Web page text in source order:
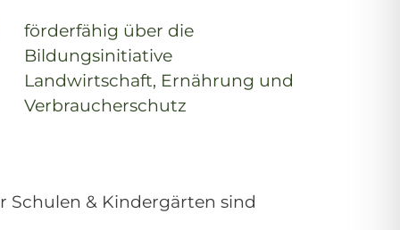
förderfähig über die
Bildungsinitiative
Landwirtschaft, Ernährung und
Verbraucherschutz
Schulen & Kindergärten sind